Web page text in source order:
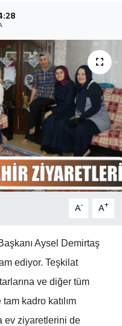
A- A+
Aysel Demirtaş
ediyor. Teşkilat
ve diğer tüm
kadro katılım
ev ziyaretlerini de